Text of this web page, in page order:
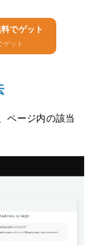
でゲット
ット
ページ内の該当